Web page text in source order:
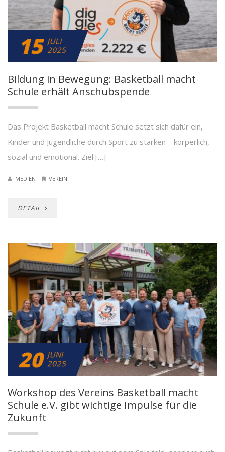
15 JULI
2025
Bildung in Bewegung: Basketball macht
Schule erhält Anschubspende
Das Projekt Basketball macht Schule setzt sich dafür ein,
Kinder und Jugendliche durch Sport zu stärken – körperlich,
sozial und emotional. Ziel […]
MEDIEN VEREIN
DETAIL
20 JUNI
2025
Workshop des Vereins Basketball macht
Schule e.V. gibt wichtige Impulse für die
Zukunft